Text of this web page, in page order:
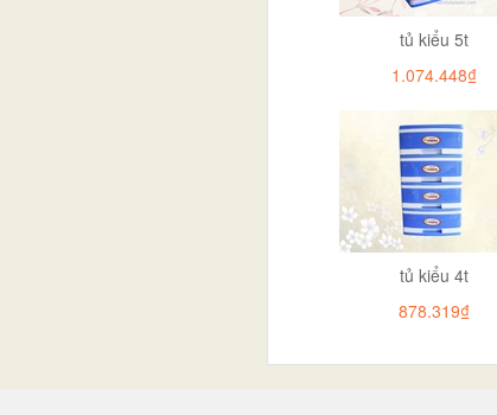
tủ kiểu 5t
1.074.448₫
tủ kiểu 4t
878.319₫